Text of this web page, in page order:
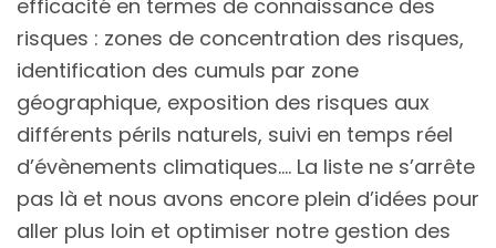
efficacité en termes de connaissance des
risques : zones de concentration des risques,
identification des cumuls par zone
géographique, exposition des risques aux
différents périls naturels, suivi en temps réel
d’évènements climatiques…. La liste ne s’arrête
pas là et nous avons encore plein d’idées pour
aller plus loin et optimiser notre gestion des